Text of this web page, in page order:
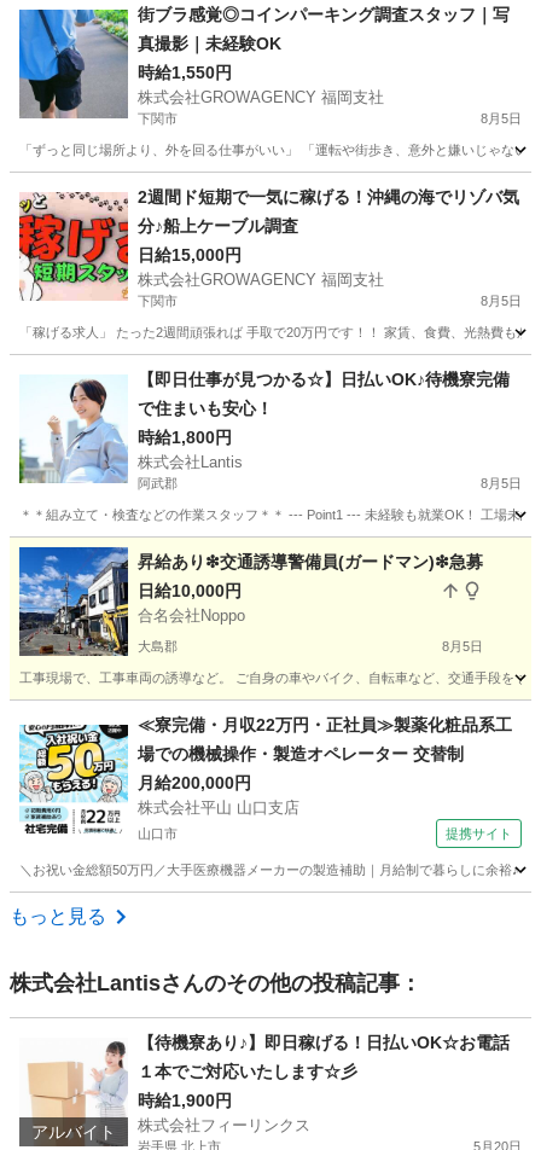
街ブラ感覚◎コインパーキング調査スタッフ｜写
真撮影｜未経験OK
時給1,550円
株式会社GROWAGENCY 福岡支社
下関市 8月5日
「ずっと同じ場所より、外を回る仕事がいい」 「運転や街歩き、意外と嫌いじゃな
その他 スタッフ
2週間ド短期で一気に稼げる！沖縄の海でリゾバ気
分♪船上ケーブル調査
日給15,000円
株式会社GROWAGENCY 福岡支社
下関市 8月5日
「稼げる求人」 たった2週間頑張れば 手取で20万円です！！ 家賃、食費、光熱費も
その他 客室
【即日仕事が見つかる☆】日払いOK♪待機寮完備
で住まいも安心！
時給1,800円
株式会社Lantis
阿武郡 8月5日
＊＊組み立て・検査などの作業スタッフ＊＊ --- Point1 --- 未経験も就業OK！ 工場未
山口 阿武郡 工場 スタッフ
昇給あり❇交通誘導警備員(ガードマン)❇急募
日給10,000円
合名会社Noppo
大島郡 8月5日
工事現場で、工事車両の誘導など。 ご自身の車やバイク、自転車など、交通手段を
警備員 ガードマン
≪寮完備・月収22万円・正社員≫製薬化粧品系工
場での機械操作・製造オペレーター 交替制
月給200,000円
株式会社平山 山口支店
山口市 提携サイト
＼お祝い金総額50万円／大手医療機器メーカーの製造補助｜月給制で暮らしに余裕♪
山口 山口市
もっと見る
株式会社Lantisさんのその他の投稿記事：
アルバイト
【待機寮あり♪】即日稼げる！日払いOK☆お電話
１本でご対応いたします☆彡
時給1,900円
株式会社フィーリンクス
岩手県 北上市 5月20日